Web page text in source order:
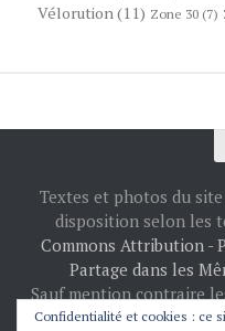
Vélorution (11) Zone 30 (7)
Textes et photos du
disposition selon les
Commons Attribution -
Partage dans les
Sauf mention contraire
projet
Confidentialité et cookies : ce